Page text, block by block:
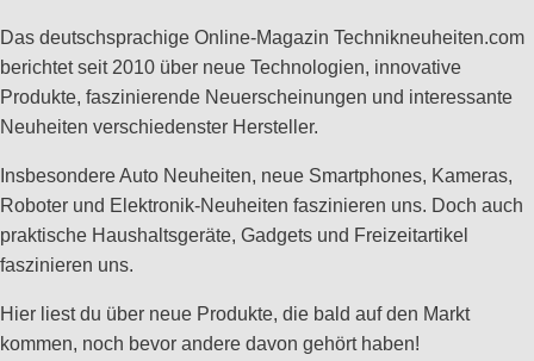
Das deutschsprachige Online-Magazin Technikneuheiten.com
berichtet seit 2010 über neue Technologien, innovative
Produkte, faszinierende Neuerscheinungen und interessante
Neuheiten verschiedenster Hersteller.
Insbesondere Auto Neuheiten, neue Smartphones, Kameras,
Roboter und Elektronik-Neuheiten faszinieren uns. Doch auch
praktische Haushaltsgeräte, Gadgets und Freizeitartikel
faszinieren uns.
Hier liest du über neue Produkte, die bald auf den Markt
kommen, noch bevor andere davon gehört haben!